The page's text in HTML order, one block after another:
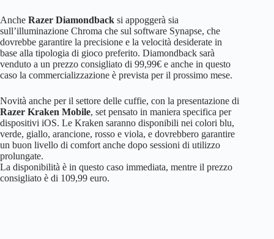
Anche Razer Diamondback si appoggerà sia
sull’illuminazione Chroma che sul software Synapse, che
dovrebbe garantire la precisione e la velocità desiderate in
base alla tipologia di gioco preferito. Diamondback sarà
venduto a un prezzo consigliato di 99,99€ e anche in questo
caso la commercializzazione è prevista per il prossimo mese.
Novità anche per il settore delle cuffie, con la presentazione di
Razer Kraken Mobile, set pensato in maniera specifica per
dispositivi iOS. Le Kraken saranno disponibili nei colori blu,
verde, giallo, arancione, rosso e viola, e dovrebbero garantire
un buon livello di comfort anche dopo sessioni di utilizzo
prolungate.
La disponibilità è in questo caso immediata, mentre il prezzo
consigliato è di 109,99 euro.